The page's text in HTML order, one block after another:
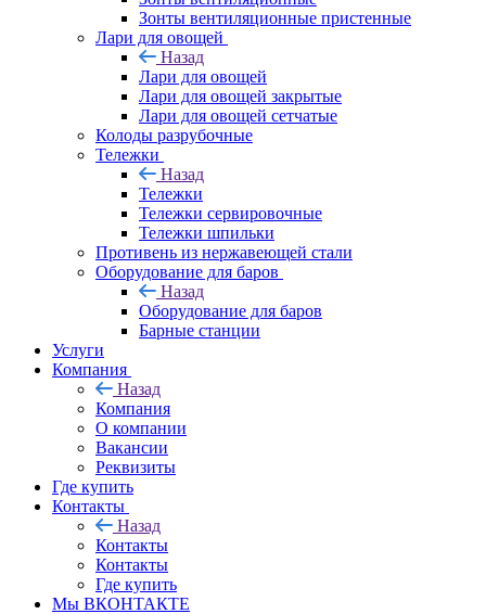
Зонты вентиляционные пристенные
Лари для овощей
Назад
Лари для овощей
Лари для овощей закрытые
Лари для овощей сетчатые
Колоды разрубочные
Тележки
Назад
Тележки
Тележки сервировочные
Тележки шпильки
Противень из нержавеющей стали
Оборудование для баров
Назад
Оборудование для баров
Барные станции
Услуги
Компания
Назад
Компания
О компании
Вакансии
Реквизиты
Где купить
Контакты
Назад
Контакты
Контакты
Где купить
Мы ВКОНТАКТЕ